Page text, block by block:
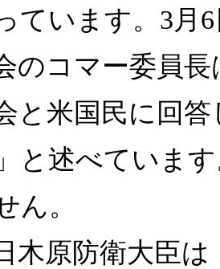
ています。3月
のコマー委員
と米国民に回
と述べていま
ん。
木原防衛大臣は